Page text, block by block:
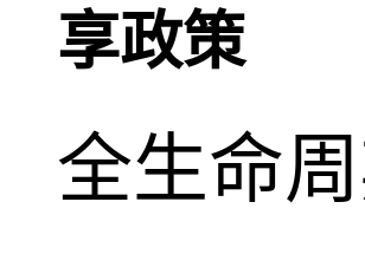
享政策
全生命